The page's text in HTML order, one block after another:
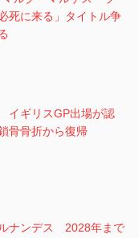
死に来る」タイトル争
イギリスGP出場が認
骨骨折から復帰
ナンデス 2028年まで